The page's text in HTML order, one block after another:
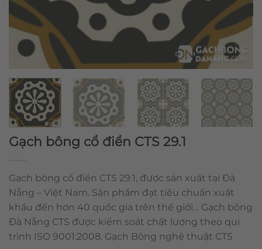
Gạch bông cổ điển CTS 29.1
Gạch bông cổ điển CTS 29.1, được sản xuất tại Đà
Nẵng – Việt Nam. Sản phẩm đạt tiêu chuẩn xuất
khẩu đến hơn 40 quốc gia trên thế giới… Gạch bông
Đà Nẵng CTS được kiểm soát chất lượng theo qui
trình ISO 9001:2008. Gạch Bông nghệ thuật CTS